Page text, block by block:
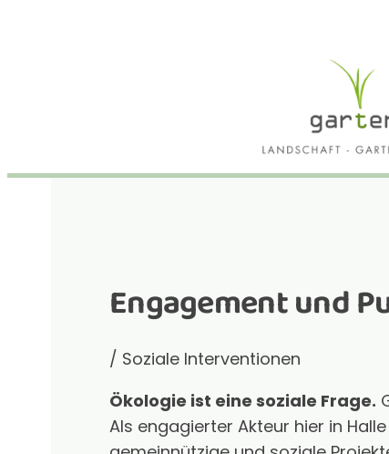
Engagement und
/ Soziale Interventionen
Ökologie ist eine soziale Frage.
Als engagierter Akteur hier in